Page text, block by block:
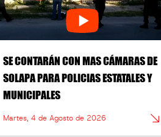
SE CONTARÁN CON MAS CÁMARAS DE
SOLAPA PARA POLICIAS ESTATALES Y
MUNICIPALES
Martes, 4 de Agosto de 2026